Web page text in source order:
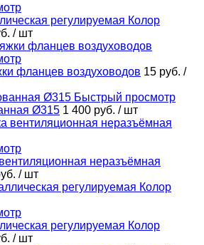
регулируемая Колор
/ шт
фланцев воздуховодов 15 руб. /
Быстрый просмотр
Ø315 1 400 руб. / шт
неразъёмная
/ шт
регулируемая Колор
/ шт